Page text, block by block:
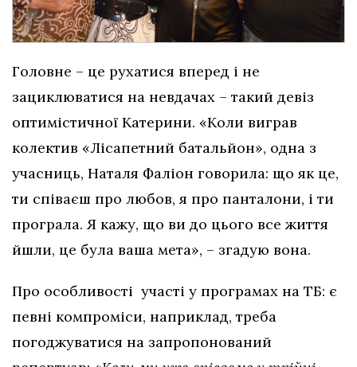
Головне – це рухатися вперед і не
зациклюватися на невдачах – такий девіз
оптимістичної Катерини. «Коли виграв
колектив «Лісапетний батальйон», одна з
учасниць, Наталя Фаліон говорила: що як це,
ти співаєш про любов, я про панталони, і ти
програла. Я кажу, що ви до цього все життя
йшли, це була ваша мета», – згадую вона.
Про особливості участі у програмах на ТБ: є
певні компроміси, наприклад, треба
погоджуватися на запропонований